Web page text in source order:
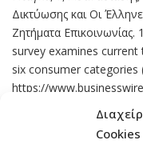
Cookies
Δικτύωσης και Οι
Ζητήματα
survey examines
six consumer categories
https://
Capital-Partners-
[accessed 5 February
Social media’s and